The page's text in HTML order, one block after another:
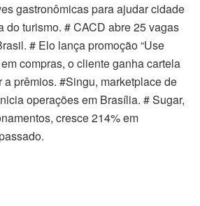
gastronômicas para ajudar cidade
do turismo. # CACD abre 25 vagas
# Elo lança promoção “Use
compras, o cliente ganha cartela
a prêmios. #Singu, marketplace de
operações em Brasília. # Sugar,
cresce 214% em